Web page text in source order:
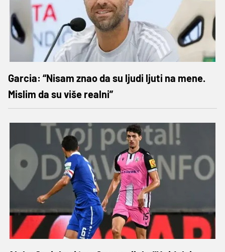
Garcia: “Nisam znao da su ljudi ljuti na mene.
Mislim da su više realni”